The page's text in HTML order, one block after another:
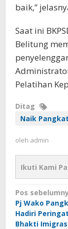
baik,”
Saat ini
Belitung
Pelatihan
Ditag
Naik
oleh admin
Ikuti Kami
pos
Pos
Pj Wako
Hadiri
Bhakti